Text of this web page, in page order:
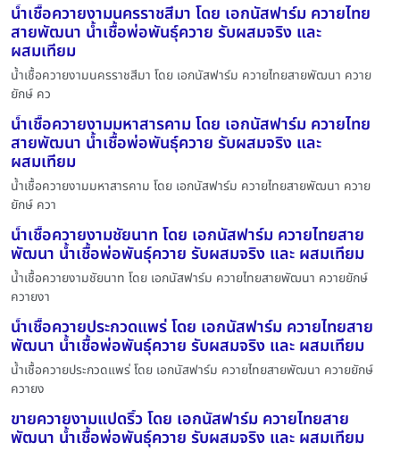
น้ำเชื้อควายงามนครราชสีมา โดย เอกนัสฟาร์ม ควายไทย
สายพัฒนา น้ำเชื้อพ่อพันธุ์ควาย รับผสมจริง และ
ผสมเทียม
น้ำเชื้อควายงามนครราชสีมา โดย เอกนัสฟาร์ม ควายไทยสายพัฒนา ควาย
ยักษ์ คว
น้ำเชื้อควายงามมหาสารคาม โดย เอกนัสฟาร์ม ควายไทย
สายพัฒนา น้ำเชื้อพ่อพันธุ์ควาย รับผสมจริง และ
ผสมเทียม
น้ำเชื้อควายงามมหาสารคาม โดย เอกนัสฟาร์ม ควายไทยสายพัฒนา ควาย
ยักษ์ ควา
น้ำเชื้อควายงามชัยนาท โดย เอกนัสฟาร์ม ควายไทยสาย
พัฒนา น้ำเชื้อพ่อพันธุ์ควาย รับผสมจริง และ ผสมเทียม
น้ำเชื้อควายงามชัยนาท โดย เอกนัสฟาร์ม ควายไทยสายพัฒนา ควายยักษ์
ควายงา
น้ำเชื้อควายประกวดแพร่ โดย เอกนัสฟาร์ม ควายไทยสาย
พัฒนา น้ำเชื้อพ่อพันธุ์ควาย รับผสมจริง และ ผสมเทียม
น้ำเชื้อควายประกวดแพร่ โดย เอกนัสฟาร์ม ควายไทยสายพัฒนา ควายยักษ์
ควายง
ขายควายงามแปดริ้ว โดย เอกนัสฟาร์ม ควายไทยสาย
พัฒนา น้ำเชื้อพ่อพันธุ์ควาย รับผสมจริง และ ผสมเทียม